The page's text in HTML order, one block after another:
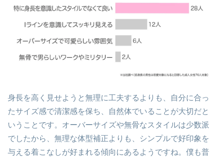
身長を高く見せようと無理に工夫するよりも、自分に合っ
たサイズ感で清潔感を保ち、自然体でいることが大切だと
いうことです。オーバーサイズや無骨なスタイルは少数派
でしたから、無理な体型補正よりも、シンプルで好印象を
与える着こなしが好まれる傾向にあるようですね。僕も普